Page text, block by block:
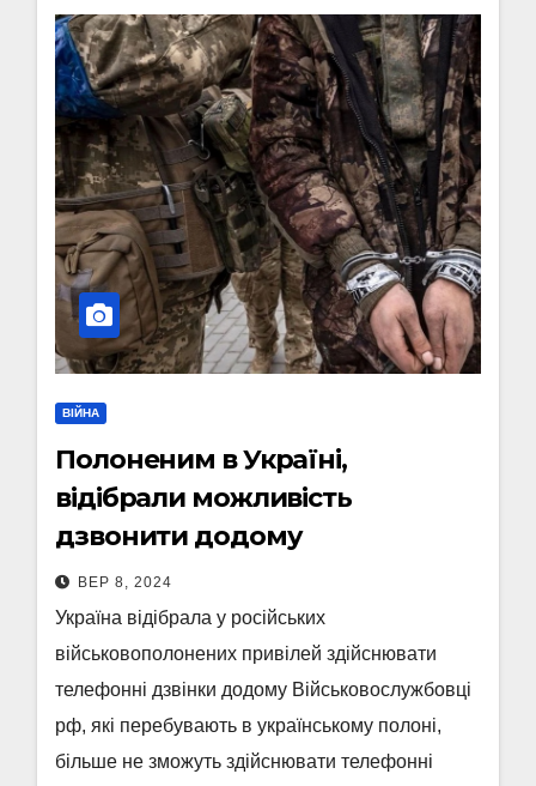
ВІЙНА
Полоненим в Україні,
відібрали можливість
дзвонити додому
ВЕР 8, 2024
Україна відібрала у російських
військовополонених привілей здійснювати
телефонні дзвінки додому Військовослужбовці
рф, які перебувають в українському полоні,
більше не зможуть здійснювати телефонні